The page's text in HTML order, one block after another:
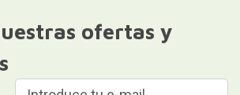
ofertas y